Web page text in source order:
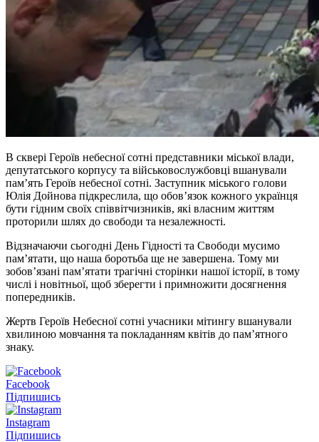
В сквері Героїв небесної сотні представники міської влади,
депутатського корпусу та військовослужбовці вшанували
пам’ять Героїв небесної сотні. Заступник міського голови
Юлія Дойнова підкреслила, що обов’язок кожного українця
бути гідним своїх співвітчизників, які власним життям
проторили шлях до свободи та незалежності.
Відзначаючи сьогодні День Гідності та Свободи мусимо
пам’ятати, що наша боротьба ще не завершена. Тому ми
зобов’язані пам’ятати трагічні сторінки нашої історії, в тому
числі і новітньої, щоб зберегти і примножити досягнення
попередників.
Жертв Героїв Небесної сотні учасники мітингу вшанували
хвилиною мовчання та покладанням квітів до пам’ятного
знаку.
Facebook
Підпишись
Instagram
Підпишись